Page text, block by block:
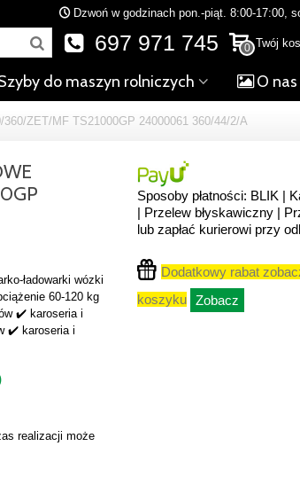
Dzwoń w godzinach pon.-piąt. 8:00-17:00,
0 Twój
697 971 745
do maszyn rolniczych O
ZET/MF TS21000GP 24000061 360/44/2/A
ładowarki wózki
60-120 kg
✔️ karoseria i
✔️ karoseria i
realizacji może
Sposoby płatności: BLIK |
| Przelew błyskawiczny |
lub zapłać kurierowi przy
Dodatkowy rabat
koszyku Zobacz